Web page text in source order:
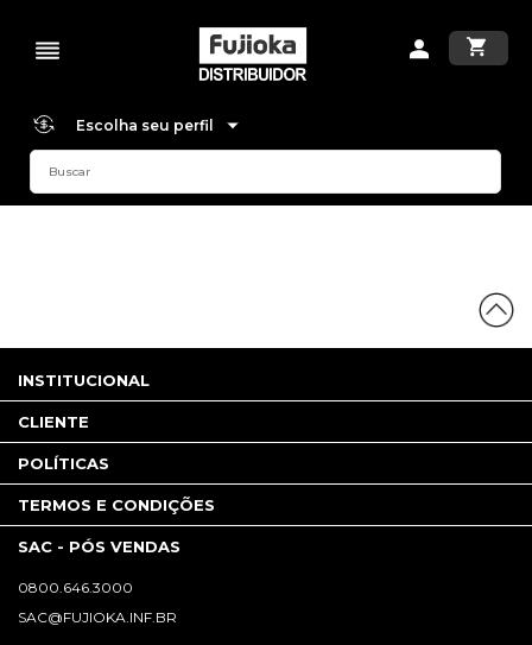
Escolha seu perfil
INSTITUCIONAL
CLIENTE
POLÍTICAS
TERMOS E CONDIÇÕES
SAC - PÓS VENDAS
0800.646.3000
SAC@FUJIOKA.INF.BR